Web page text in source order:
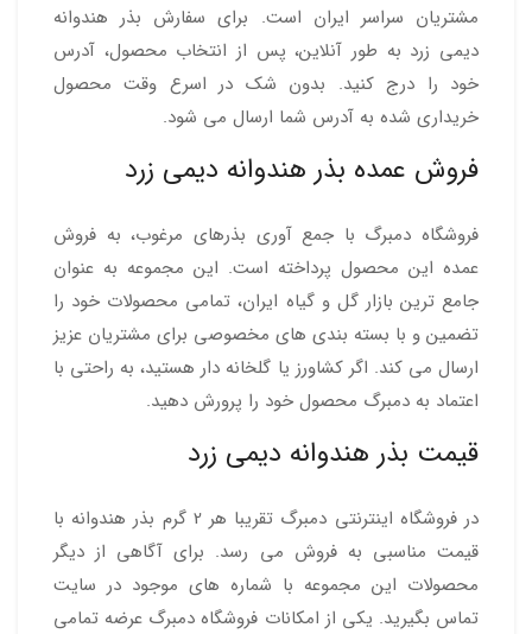
مشتریان سراسر ایران است. برای سفارش بذر هندوانه
دیمی زرد به طور آنلاین، پس از انتخاب محصول، آدرس
خود را درج کنید. بدون شک در اسرع وقت محصول
خریداری شده به آدرس شما ارسال می شود.
فروش عمده بذر هندوانه دیمی زرد
فروشگاه دمبرگ با جمع آوری بذرهای مرغوب، به فروش
عمده این محصول پرداخته است. این مجموعه به عنوان
جامع ترین بازار گل و گیاه ایران، تمامی محصولات خود را
تضمین و با بسته بندی های مخصوصی برای مشتریان عزیز
ارسال می کند. اگر کشاورز یا گلخانه دار هستید، به راحتی با
اعتماد به دمبرگ محصول خود را پرورش دهید.
قیمت بذر هندوانه دیمی زرد
در فروشگاه اینترنتی دمبرگ تقریبا هر 2 گرم بذر هندوانه با
قیمت مناسبی به فروش می رسد. برای آگاهی از دیگر
محصولات این مجموعه با شماره های موجود در سایت
تماس بگیرید. یکی از امکانات فروشگاه دمبرگ عرضه تمامی